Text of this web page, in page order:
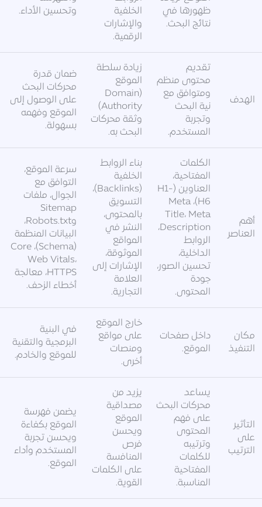
ظهورها في
نتائج البحث.
الخلفية
والإشارات
الرقمية.
وتحسين الأداء.
الهدف
تقديم
محتوى منظم
ومتوافق مع
نية البحث
وتجربة
المستخدم.
زيادة سلطة
الموقع
(Domain
Authority)
وثقة محركات
البحث به.
ضمان قدرة
محركات البحث
على الوصول إلى
الموقع وفهمه
بسهولة.
أهم
العناصر
الكلمات
المفتاحية،
العناوين (H1-
H6)، Meta
Title، Meta
Description،
الروابط
الداخلية،
تحسين الصور،
جودة
المحتوى.
بناء الروابط
الخلفية
(Backlinks)،
التسويق
بالمحتوى،
النشر في
المواقع
الموثوقة،
الإشارات إلى
العلامة
التجارية.
سرعة الموقع،
التوافق مع
الجوال، ملفات
Sitemap
وRobots.txt،
البيانات المنظمة
(Schema)، Core
Web Vitals،
HTTPS، معالجة
أخطاء الزحف.
مكان
التنفيذ
داخل صفحات
الموقع.
خارج الموقع
على مواقع
ومنصات
أخرى.
في البنية
البرمجية والتقنية
للموقع والخادم.
التأثير
على
الترتيب
يساعد
محركات البحث
على فهم
المحتوى
وترتيبه
للكلمات
المفتاحية
المناسبة.
يزيد من
مصداقية
الموقع
ويحسن
فرص
المنافسة
على الكلمات
القوية.
يضمن فهرسة
الموقع بكفاءة
ويحسن تجربة
المستخدم وأداء
الموقع.